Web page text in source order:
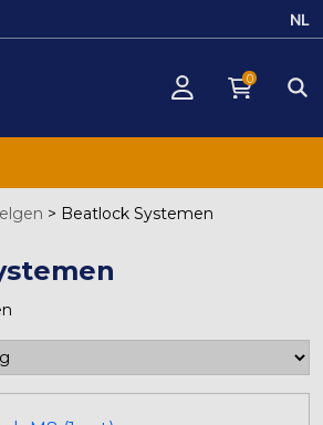
NL
0
> Beatlock Systemen